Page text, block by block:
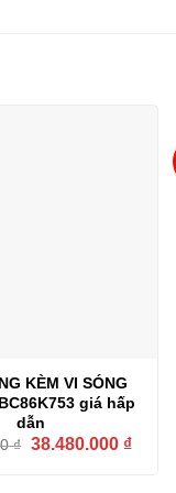
KÈM VI SÓNG
giá hấp
dẫn
₫ Giá
38.480.000 ₫Giá